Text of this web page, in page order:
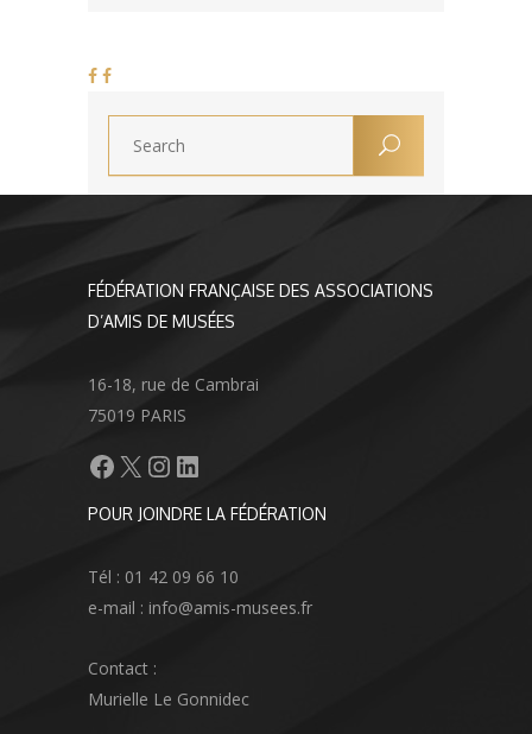
FÉDÉRATION FRANÇAISE DES ASSOCIATIONS
D’AMIS DE MUSÉES
16-18, rue de Cambrai
75019 PARIS
Facebook
X Instagram
LinkedIn
POUR JOINDRE LA FÉDÉRATION
Tél : 01 42 09 66 10
e-mail : info@amis-musees.fr
Contact :
Murielle Le Gonnidec